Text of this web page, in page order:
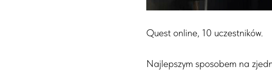
Quest online, 10 uczestników.
Najlepszym sposobem na